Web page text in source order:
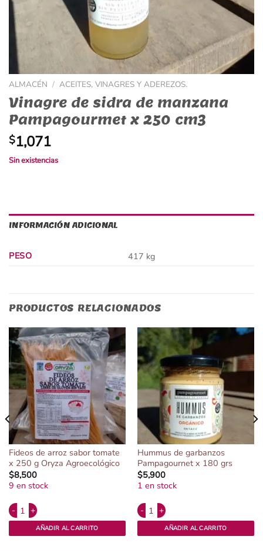
ALMACÉN / ACEITES, VINAGRES Y ADEREZOS.
Vinagre de sidra de manzana
Pampagourmet x 250 cm3
$1,071
Sin existencias
INFORMACIÓN ADICIONAL
PESO 417 kg
PRODUCTOS RELACIONADOS
Fideos de arroz sabor tomate
x 250 g Oryza Agroecológico
$8,500
9 en stock
Fideos de arroz sabor tomate x 250 g Oryza Agroecológico cantidad
AÑADIR AL CARRITO
Hummus de garbanzos
Pampagournet x 180 grs
$5,900
1 en stock
Hummus de garbanzos
AÑADIR AL CARRITO
cantidad